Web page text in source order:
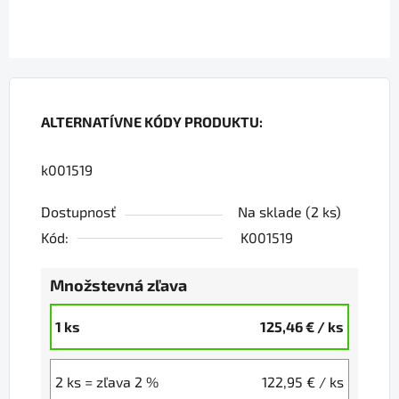
ALTERNATÍVNE KÓDY PRODUKTU:
k001519
Dostupnosť Na sklade (2 ks)
Kód:
K001519
Množstevná zľava
1 ks 125,46 € / ks
2 ks = zľava 2 % 122,95 € / ks